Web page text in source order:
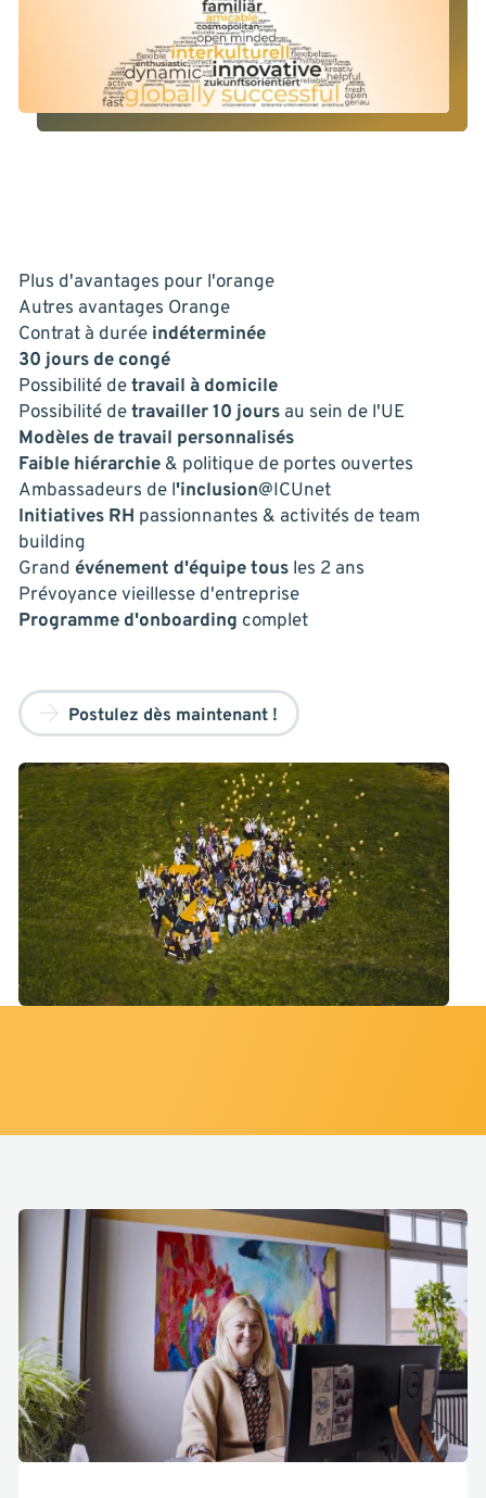
Plus d'avantages pour l'orange
Autres avantages Orange
Contrat à durée indéterminée
30 jours de congé
Possibilité detravail à domicile
Possibilité detravailler 10 jours au sein de l'UE
Modèles de travail personnalisés
Faible hiérarchie & politique de portes ouvertes
Ambassadeurs de l'inclusion@ICUnet
Initiatives RH passionnantes & activités de team
building
Grand événement d'équipe tous les 2 ans
Prévoyance vieillesse d'entreprise
Programme d'onboarding complet
Postulez dès maintenant !